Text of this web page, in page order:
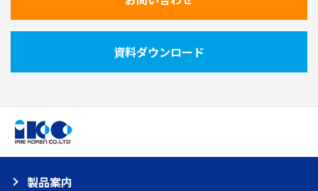
資料ダウンロード
製品案内